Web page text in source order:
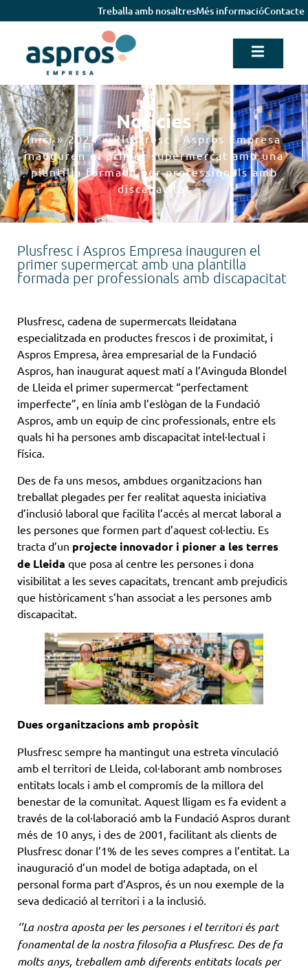
Treballa amb nosaltresMés informacióContacte
Notícies
Inici»2024»Plusfresc i Aspros Empresa
inauguren el primer supermercat amb una
plantilla formada per professionals amb
discapacitat
Plusfresc i Aspros Empresa inauguren el
primer supermercat amb una plantilla
formada per professionals amb discapacitat
Plusfresc, cadena de supermercats lleidatana
especialitzada en productes frescos i de proximitat, i
Aspros Empresa, àrea empresarial de la Fundació
Aspros, han inaugurat aquest matí a l’Avinguda Blondel
de Lleida el primer supermercat “perfectament
imperfecte”, en línia amb l’eslògan de la Fundació
Aspros, amb un equip de cinc professionals, entre els
quals hi ha persones amb discapacitat intel·lectual i
física.
Des de fa uns mesos, ambdues organitzacions han
treballat plegades per fer realitat aquesta iniciativa
d’inclusió laboral que facilita l’accés al mercat laboral a
les persones que formen part d’aquest col·lectiu. Es
tracta d’un projecte innovador i pioner a les terres
de Lleida que posa al centre les persones i dona
visibilitat a les seves capacitats, trencant amb prejudicis
que històricament s’han associat a les persones amb
discapacitat.
Dues organitzacions amb propòsit
Plusfresc sempre ha mantingut una estreta vinculació
amb el territori de Lleida, col·laborant amb nombroses
entitats locals i amb el compromís de la millora del
benestar de la comunitat. Aquest lligam es fa evident a
través de la col·laboració amb la Fundació Aspros durant
més de 10 anys, i des de 2001, facilitant als clients de
Plusfresc donar l’1% de les seves compres a l’entitat. La
inauguració d’un model de botiga adaptada, on el
personal forma part d’Aspros, és un nou exemple de la
seva dedicació al territori i a la inclusió.
‘’La nostra aposta per les persones i el territori és part
fonamental de la nostra filosofia a Plusfresc. Des de fa
molts anys, treballem amb diferents entitats locals per